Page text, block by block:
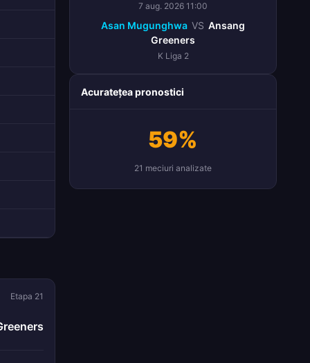
Etapa 21
7 aug. 2026 11:00
Asan Mugunghwa VS Ansang
Greeners
K Liga 2
Acuratețea pronostici
59%
21 meciuri analizate